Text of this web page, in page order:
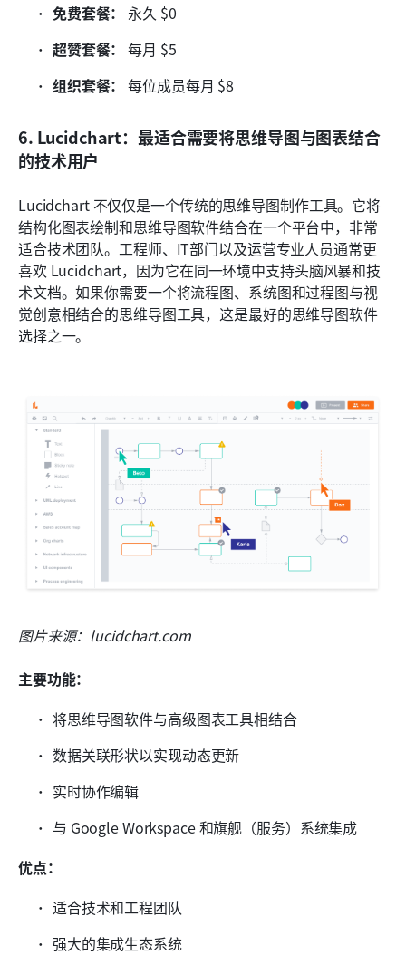
免费套餐：
永久 $0
超赞套餐： 每月 $5
组织套餐： 每位成员每月 $8
6. Lucidchart：最适合需要将思维导图与图表结合
的技术用户
Lucidchart 不仅仅是一个传统的思维导图制作工具。它将
结构化图表绘制和思维导图软件结合在一个平台中，非常
适合技术团队。工程师、IT部门以及运营专业人员通常更
喜欢 Lucidchart，因为它在同一环境中支持头脑风暴和技
术文档。如果你需要一个将流程图、系统图和过程图与视
觉创意相结合的思维导图工具，这是最好的思维导图软件
选择之一。
图片来源：lucidchart.com
主要功能：
将思维导图软件与高级图表工具相结合
数据关联形状以实现动态更新
实时协作编辑
与 Google Workspace 和旗舰（服务）系统集成
优点：
适合技术和工程团队
强大的集成生态系统